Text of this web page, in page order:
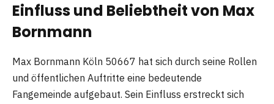
Einfluss und Beliebtheit von Max
Bornmann
Max Bornmann Köln 50667 hat sich durch seine Rollen
und öffentlichen Auftritte eine bedeutende
Fangemeinde aufgebaut. Sein Einfluss erstreckt sich